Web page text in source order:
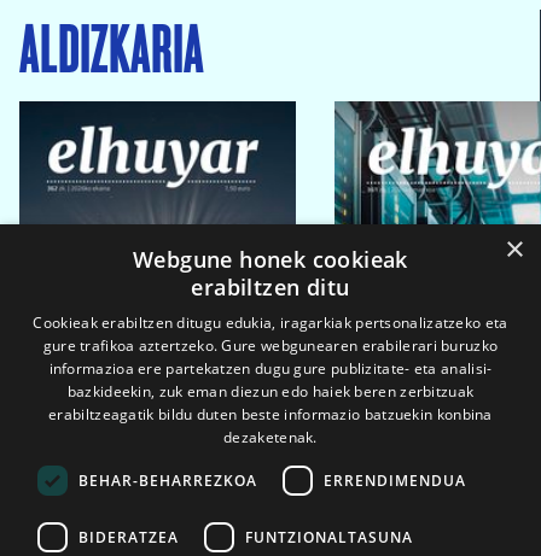
ALDIZKARIA
2026ko eka. 1a 2026ko mar. 1a
×
Webgune honek cookieak
erabiltzen ditu
Cookieak erabiltzen ditugu edukia, iragarkiak pertsonalizatzeko eta
gure trafikoa aztertzeko. Gure webgunearen erabilerari buruzko
informazioa ere partekatzen dugu gure publizitate- eta analisi-
bazkideekin, zuk eman diezun edo haiek beren zerbitzuak
erabiltzeagatik bildu duten beste informazio batzuekin konbina
dezaketenak.
BEHAR-BEHARREZKOA ERRENDIMENDUA
BIDERATZEA FUNTZIONALTASUNA